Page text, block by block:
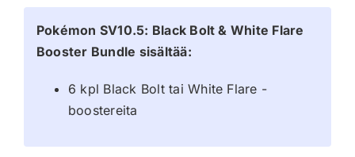
Pokémon SV10.5: Black Bolt & White Flare
Booster Bundle sisältää:
6 kpl Black Bolt tai White Flare -
boostereita